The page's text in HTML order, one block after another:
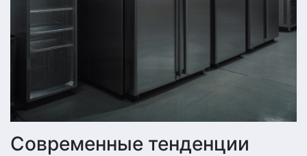
Современные тенденции